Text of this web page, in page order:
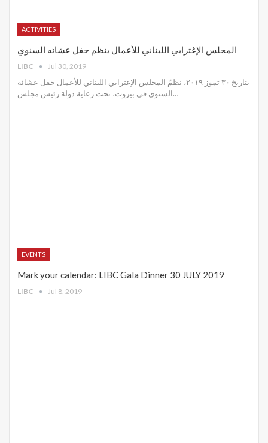
ACTIVITIES
المجلس الإغترابي اللبناني للأعمال ينظم حفل عشائه السنوي
LIBC Jul 30, 2019
بتاريخ ٣٠ تموز ٢٠١٩، نظمّ المجلس الإغترابي اللبناني للأعمال حفل عشائه
السنوي في بيروت، تحت رعاية دولة رئيس مجلس…
EVENTS
Mark your calendar: LIBC Gala Dinner 30 JULY 2019
LIBC Jul 8, 2019